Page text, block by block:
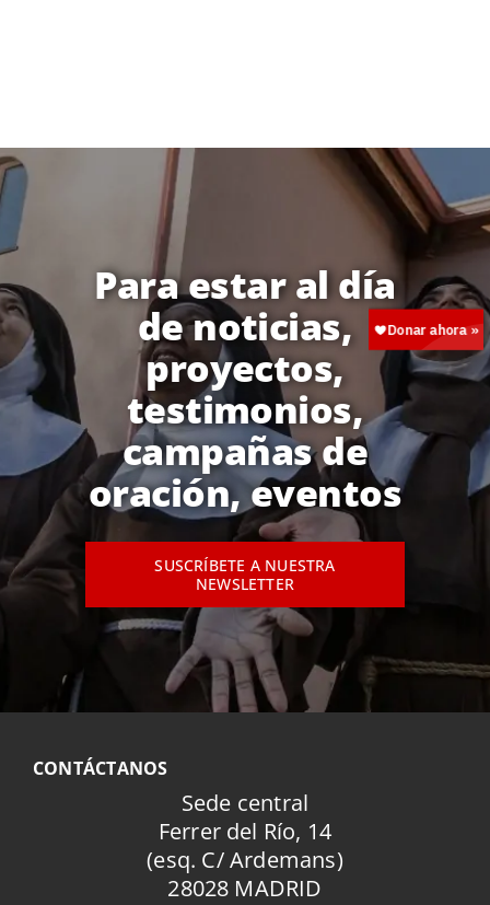
Para estar al día
de noticias,
proyectos,
testimonios,
campañas de
oración, eventos
SUSCRÍBETE A NUESTRA
NEWSLETTER
CONTÁCTANOS
Sede central
Ferrer del Río, 14
(esq. C/ Ardemans)
28028 MADRID